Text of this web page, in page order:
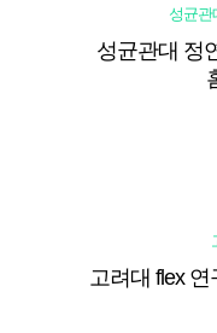
성균관
성균관대 정
고려대 flex